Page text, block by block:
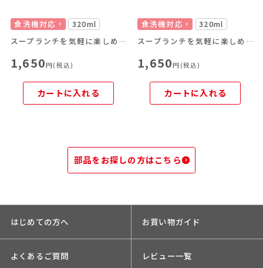
食洗機対応
320ml
スープランチを気軽に楽しめる！
1,650円(税込)
カートに入れる
食洗機対応
320ml
スープランチを気軽に楽しめる！
1,650円(税込)
カートに入れる
部品をお探しの方はこちら
はじめての方へ お買い物ガイド
よくあるご質問 レビュー一覧